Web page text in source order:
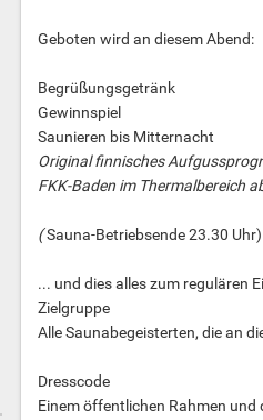
Geboten wird an diesem Abend:
Begrüßungsgetränk
Gewinnspiel
Saunieren bis Mitternacht
Original finnisches
FKK-Baden im Thermalbereich
(Sauna-Betriebsende 23.30 Uhr)
... und dies alles zum regulären
Zielgruppe
Alle Saunabegeisterten, die an
Dresscode
Einem öffentlichen Rahmen und